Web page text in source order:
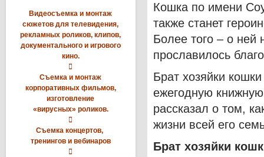
Видеосъемка и монтаж
сюжетов для телевидения,
рекламных роликов, клипов,
документального и игрового
кино.

Съемка и монтаж
корпоративных фильмов,
изготовление
«вирусных» роликов.

Съемка концертов,
тренингов и вебинаров

Кошка по имени
также станет
Более того – о ней
прославилось
Брат хозяйки
ежегодную
рассказал о том,
жизни всей его
Брат хозяйки